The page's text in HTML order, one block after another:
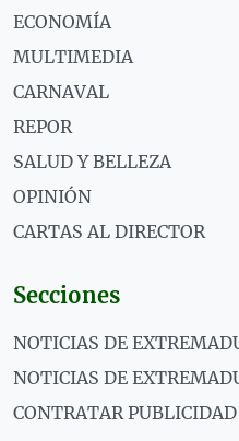
ECONOMÍA
MULTIMEDIA
CARNAVAL
REPOR
SALUD Y BELLEZA
OPINIÓN
CARTAS AL DIRECTOR
Secciones
NOTICIAS DE
NOTICIAS DE
CONTRATAR PUBLICIDAD